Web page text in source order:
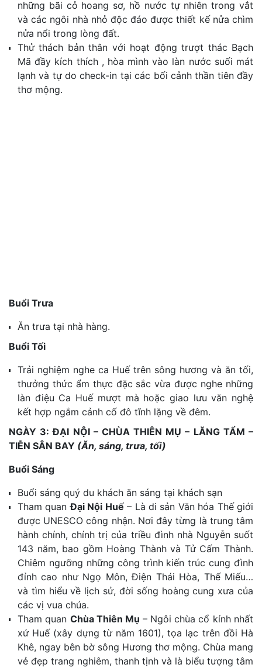
những bãi cỏ hoang sơ, hồ nước tự nhiên trong vắt
và các ngôi nhà nhỏ độc đáo được thiết kế nửa chìm
nửa nổi trong lòng đất.
Thử thách bản thân với hoạt động trượt thác Bạch
Mã đầy kích thích , hòa mình vào làn nước suối mát
lạnh và tự do check-in tại các bối cảnh thần tiên đầy
thơ mộng.
Buổi Trưa
Ăn trưa tại nhà hàng.
Buổi Tối
Trải nghiệm nghe ca Huế trên sông hương và ăn tối,
thưởng thức ẩm thực đặc sắc vừa được nghe những
làn điệu Ca Huế mượt mà hoặc giao lưu văn nghệ
kết hợp ngắm cảnh cố đô tĩnh lặng về đêm.
NGÀY 3: ĐẠI NỘI – CHÙA THIÊN MỤ – LĂNG TẨM –
TIỄN SÂN BAY (Ăn, sáng, trưa, tối)
Buổi Sáng
Buổi sáng quý du khách ăn sáng tại khách sạn
Tham quanĐại Nội Huế– Là di sản Văn hóa Thế giới
được UNESCO công nhận. Nơi đây từng là trung tâm
hành chính, chính trị của triều đình nhà Nguyễn suốt
143 năm, bao gồm Hoàng Thành và Tử Cấm Thành.
Chiêm ngưỡng những công trình kiến trúc cung đình
đỉnh cao như Ngọ Môn, Điện Thái Hòa, Thế Miếu…
và tìm hiểu về lịch sử, đời sống hoàng cung xưa của
các vị vua chúa.
Tham quan Chùa Thiên Mụ – Ngôi chùa cổ kính nhất
xứ Huế (xây dựng từ năm 1601), tọa lạc trên đồi Hà
Khê, ngay bên bờ sông Hương thơ mộng. Chùa mang
vẻ đẹp trang nghiêm, thanh tịnh và là biểu tượng tâm